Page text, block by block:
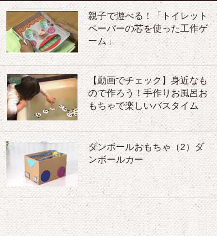
親子で遊べる！「トイレット
ペーパーの芯を使った工作ゲ
ーム」
【動画でチェック】身近なも
ので作ろう！手作りお風呂お
もちゃで楽しいバスタイム
ダンボールおもちゃ（2）ダ
ンボールカー